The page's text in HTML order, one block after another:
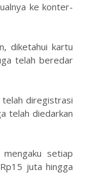
ke konter-
diketahui kartu
telah beredar
diregistrasi
telah diedarkan
setiap
juta hingga